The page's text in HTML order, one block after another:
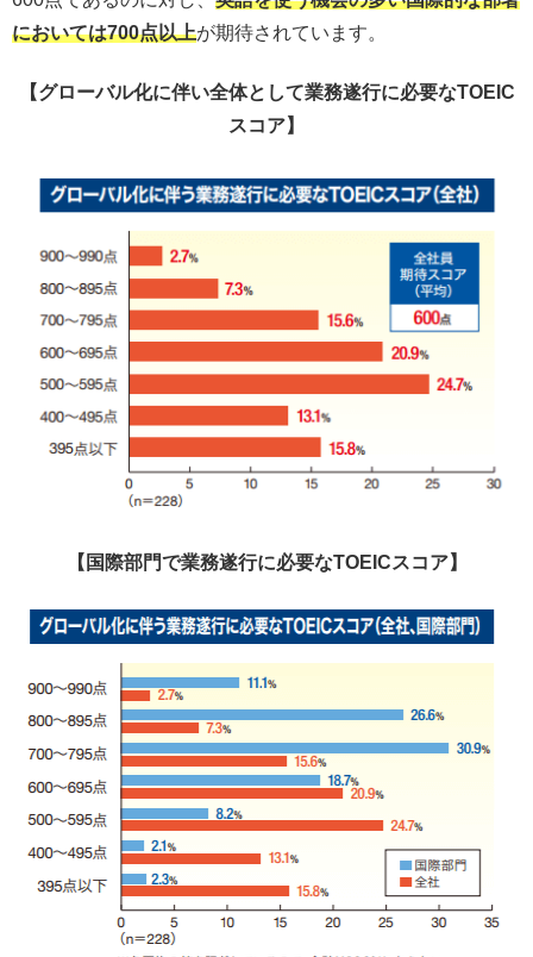
においては700点以上が期待されています。
【グローバル化に伴い全体として業務遂行に必要なTOEIC
スコア】
【国際部門で業務遂行に必要なTOEICスコア】